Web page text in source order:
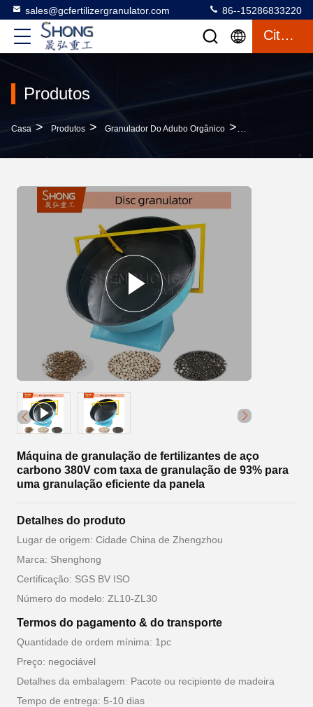
sales@gcfertilizergranulator.com 86--15286833220
Citações
Produtos
Casa > Produtos > Granulador Do Adubo Orgânico >
Máquina de granulação de fertilizantes de aço
carbono 380V com taxa de granulação de 93% para
uma granulação eficiente da panela
Detalhes do produto
Lugar de origem: Cidade China de Zhengzhou
Marca: Shenghong
Certificação: SGS BV ISO
Número do modelo: ZL10-ZL30
Termos do pagamento & do transporte
Quantidade de ordem mínima: 1pc
Preço: negociável
Detalhes da embalagem: Pacote ou recipiente de madeira
Tempo de entrega: 5-10 dias